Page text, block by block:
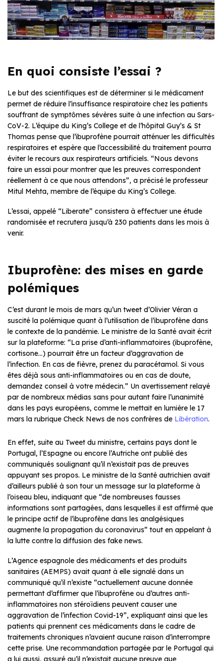
En quoi consiste l’essai ?
Le but des scientifiques est de déterminer si le médicament
permet de réduire l’insuffisance respiratoire chez les patients
souffrant de symptômes sévères suite à une infection au Sars-
CoV-2. L’équipe du King’s College et de l’hôpital Guy’s & St
Thomas pense que l’ibuprofène pourrait atténuer les difficultés
respiratoires et espère que l’accessibilité du traitement pourra
éviter le recours aux respirateurs artificiels. “Nous devons
faire un essai pour montrer que les preuves correspondent
réellement à ce que nous attendons”, a précisé le professeur
Mitul Mehta, membre de l’équipe du King’s College.
L’essai, appelé “Liberate” consistera à effectuer une étude
randomisée et recrutera jusqu’à 230 patients dans les mois à
venir.
Ibuprofène: des mises en garde
polémiques
C’est durant le mois de mars qu’un tweet d’Olivier Véran a
suscité la polémique quant à l’utilisation de l’ibuprofène dans
le contexte de la pandémie. Le ministre de la Santé avait écrit
sur la plateforme: “La prise d’anti-inflammatoires (ibuprofène,
cortisone…) pourrait être un facteur d’aggravation de
l’infection. En cas de fièvre, prenez du paracétamol. Si vous
êtes déjà sous anti-inflammatoires ou en cas de doute,
demandez conseil à votre médecin.” Un avertissement relayé
par de nombreux médias sans pour autant faire l’unanimité
dans les pays européens, comme le mettait en lumière le 17
mars la rubrique Check News de nos confrères de Libération.
En effet, suite au Tweet du ministre, certains pays dont le
Portugal, l’Espagne ou encore l’Autriche ont publié des
communiqués soulignant qu’il n’existait pas de preuves
appuyant ses propos. Le ministre de la Santé autrichien avait
d’ailleurs publié à son tour un message sur la plateforme à
l’oiseau bleu, indiquant que “de nombreuses fausses
informations sont partagées, dans lesquelles il est affirmé que
le principe actif de l’ibuprofène dans les analgésiques
augmente la propagation du coronavirus” tout en appelant à
la lutte contre la diffusion des fake news.
L’Agence espagnole des médicaments et des produits
sanitaires (AEMPS) avait quant à elle signalé dans un
communiqué qu’il n’existe “actuellement aucune donnée
permettant d’affirmer que l’ibuprofène ou d’autres anti-
inflammatoires non stéroïdiens peuvent causer une
aggravation de l’infection Covid-19”, expliquant ainsi que les
patients qui prennent ces médicaments dans le cadre de
traitements chroniques n’avaient aucune raison d’interrompre
cette prise. Une recommandation partagée par le Portugal qui
a lui aussi, assuré qu’il n’existait aucune preuve que